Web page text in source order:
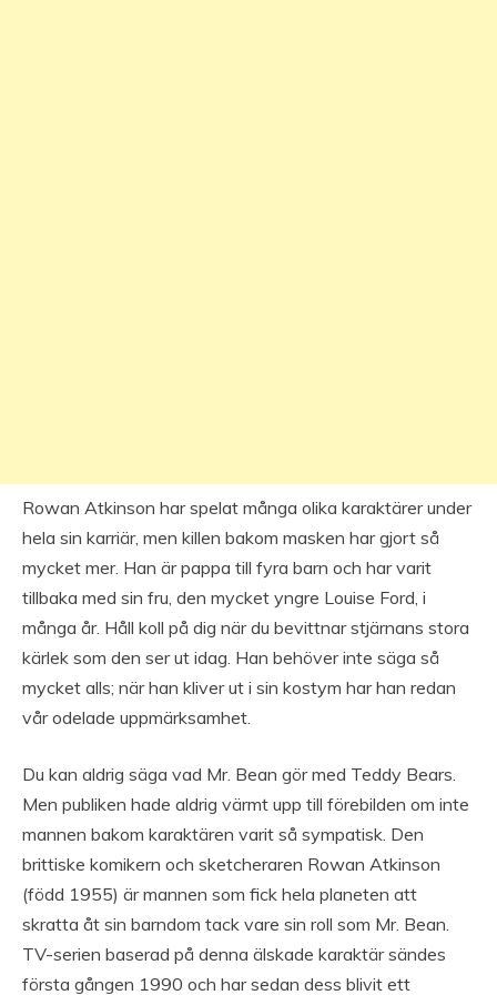
Rowan Atkinson har spelat många olika karaktärer under
hela sin karriär, men killen bakom masken har gjort så
mycket mer. Han är pappa till fyra barn och har varit
tillbaka med sin fru, den mycket yngre Louise Ford, i
många år. Håll koll på dig när du bevittnar stjärnans stora
kärlek som den ser ut idag. Han behöver inte säga så
mycket alls; när han kliver ut i sin kostym har han redan
vår odelade uppmärksamhet.
Du kan aldrig säga vad Mr. Bean gör med Teddy Bears.
Men publiken hade aldrig värmt upp till förebilden om inte
mannen bakom karaktären varit så sympatisk. Den
brittiske komikern och sketcheraren Rowan Atkinson
(född 1955) är mannen som fick hela planeten att
skratta åt sin barndom tack vare sin roll som Mr. Bean.
TV-serien baserad på denna älskade karaktär sändes
första gången 1990 och har sedan dess blivit ett